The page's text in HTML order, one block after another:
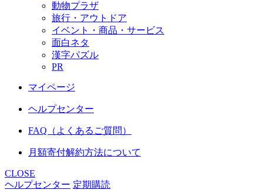
動物プラザ
旅行・アウトドア
イベント・商品・サービス
面白ネタ
漢字パズル
PR
マイページ
ヘルプセンター
FAQ（よくあるご質問）
月額寄付解約方法について
CLOSE
ヘルプセンター 定期購読